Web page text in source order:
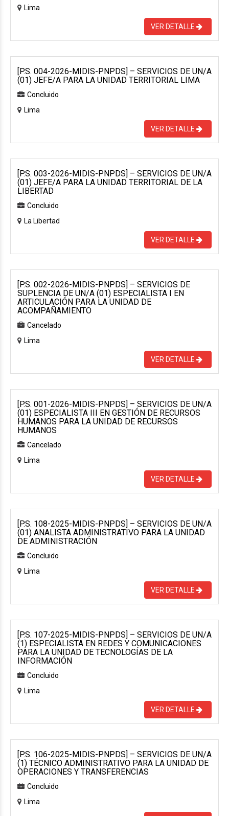
Lima
VER DETALLE
[P.S. 004-2026-MIDIS-PNPDS] – SERVICIOS DE UN/A
(01) JEFE/A PARA LA UNIDAD TERRITORIAL LIMA
Concluido
Lima
VER DETALLE
[P.S. 003-2026-MIDIS-PNPDS] – SERVICIOS DE UN/A
(01) JEFE/A PARA LA UNIDAD TERRITORIAL DE LA
LIBERTAD
Concluido
La Libertad
VER DETALLE
[P.S. 002-2026-MIDIS-PNPDS] – SERVICIOS DE
SUPLENCIA DE UN/A (01) ESPECIALISTA I EN
ARTICULACIÓN PARA LA UNIDAD DE
ACOMPAÑAMIENTO
Cancelado
Lima
VER DETALLE
[P.S. 001-2026-MIDIS-PNPDS] – SERVICIOS DE UN/A
(01) ESPECIALISTA III EN GESTIÓN DE RECURSOS
HUMANOS PARA LA UNIDAD DE RECURSOS
HUMANOS
Cancelado
Lima
VER DETALLE
[P.S. 108-2025-MIDIS-PNPDS] – SERVICIOS DE UN/A
(01) ANALISTA ADMINISTRATIVO PARA LA UNIDAD
DE ADMINISTRACIÓN
Concluido
Lima
VER DETALLE
[P.S. 107-2025-MIDIS-PNPDS] – SERVICIOS DE UN/A
(1) ESPECIALISTA EN REDES Y COMUNICACIONES
PARA LA UNIDAD DE TECNOLOGÍAS DE LA
INFORMACIÓN
Concluido
Lima
VER DETALLE
[P.S. 106-2025-MIDIS-PNPDS] – SERVICIOS DE UN/A
(1) TÉCNICO ADMINISTRATIVO PARA LA UNIDAD DE
OPERACIONES Y TRANSFERENCIAS
Concluido
Lima